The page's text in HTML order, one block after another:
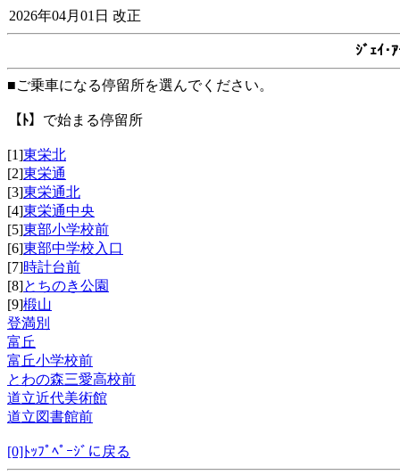
2026年04月01日 改正
ｼﾞｪｲ･
■ご乗車になる停留所を選んでください。
【ﾄ】 で始まる停留所
[1]東栄北
[2]東栄通
[3]東栄通北
[4]東栄通中央
[5]東部小学校前
[6]東部中学校入口
[7]時計台前
[8]とちのき公園
[9]椴山
登満別
富丘
富丘小学校前
とわの森三愛高校前
道立近代美術館
道立図書館前
[0]ﾄｯﾌﾟﾍﾟｰｼﾞに戻る